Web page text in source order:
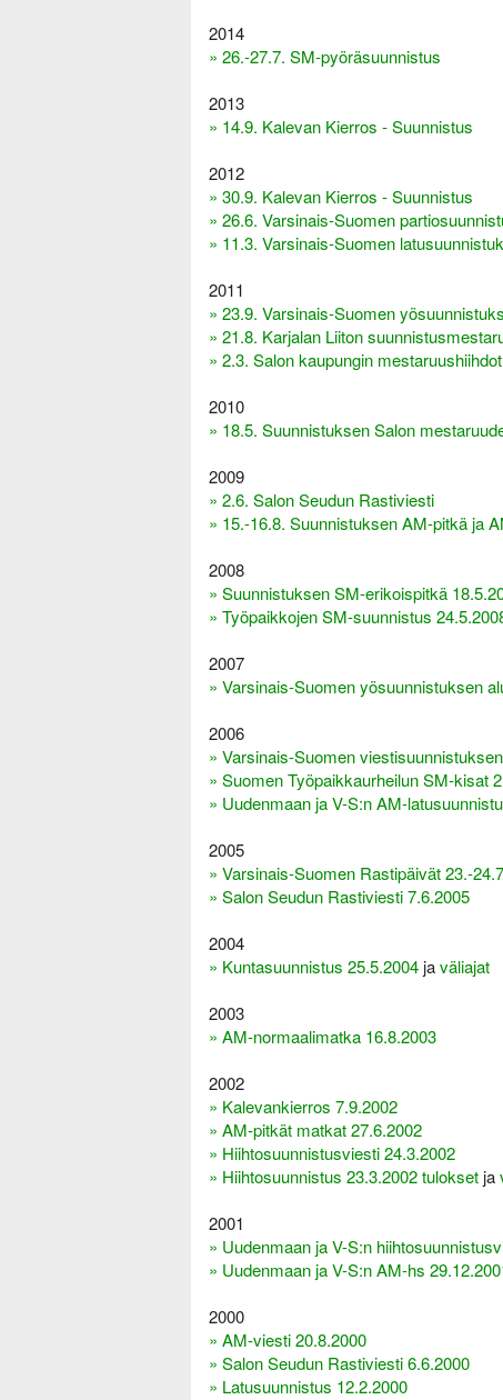
2014
» 26.-27.7. SM-pyöräsuunnistus
2013
» 14.9. Kalevan Kierros - Suunnistus
2012
» 30.9. Kalevan Kierros - Suunnistus
» 26.6. Varsinais-Suomen
» 11.3. Varsinais-Suomen
2011
» 23.9. Varsinais-Suomen
» 21.8. Karjalan Liiton
» 2.3. Salon kaupungin mestaruushiihdot
2010
» 18.5. Suunnistuksen Salon
2009
» 2.6. Salon Seudun Rastiviesti
» 15.-16.8. Suunnistuksen AM-pitkä ja
2008
» Suunnistuksen SM-erikoispitkä
» Työpaikkojen SM-suunnistus
2007
» Varsinais-Suomen yösuunnistuksen
2006
» Varsinais-Suomen
» Suomen Työpaikkaurheilun SM-kisat
» Uudenmaan ja V-S:n AM-
2005
» Varsinais-Suomen Rastipäivät 23.-
» Salon Seudun Rastiviesti 7.6.2005
2004
» Kuntasuunnistus 25.5.2004javäliajat
2003
» AM-normaalimatka 16.8.2003
2002
» Kalevankierros 7.9.2002
» AM-pitkät matkat 27.6.2002
» Hiihtosuunnistusviesti 24.3.2002
» Hiihtosuunnistus 23.3.2002 tuloksetja
2001
» Uudenmaan ja V-S:n
» Uudenmaan ja V-S:n AM-hs
2000
» AM-viesti 20.8.2000
» Salon Seudun Rastiviesti 6.6.2000
» Latusuunnistus 12.2.2000